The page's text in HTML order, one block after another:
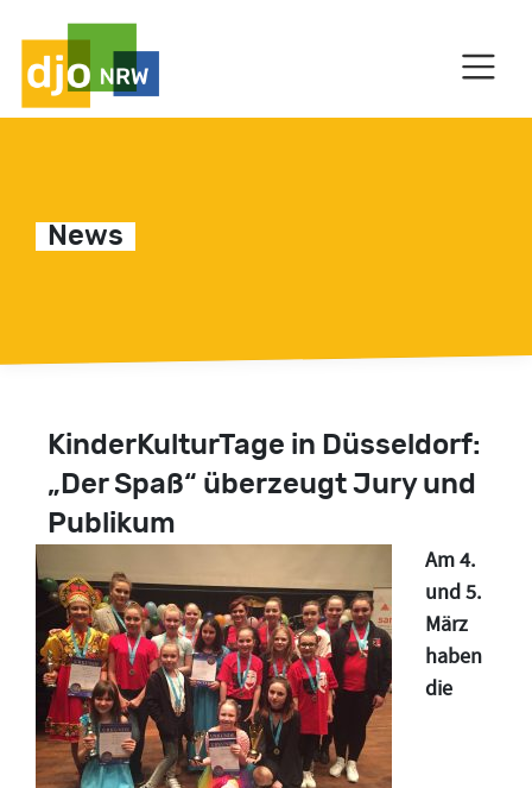
News
KinderKulturTage in Düsseldorf:
„Der Spaß“ überzeugt Jury und
Publikum
Am 4.
und 5.
März
haben
die